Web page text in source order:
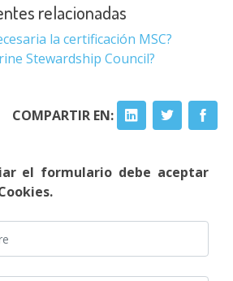
relacionadas
la certificación MSC?
Stewardship Council?
COMPARTIR EN:
el formulario debe aceptar